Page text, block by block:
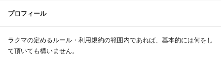
プロフィール
ラクマの定めるルール・利用規約の範囲内であれば、基本的には何をし
て頂いても構いません。